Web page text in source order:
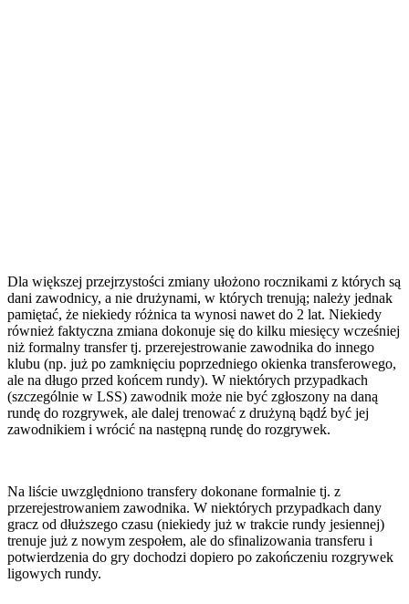
Dla większej przejrzystości zmiany ułożono rocznikami z których są
dani zawodnicy, a nie drużynami, w których trenują; należy jednak
pamiętać, że niekiedy różnica ta wynosi nawet do 2 lat. Niekiedy
również faktyczna zmiana dokonuje się do kilku miesięcy wcześniej
niż formalny transfer tj. przerejestrowanie zawodnika do innego
klubu (np. już po zamknięciu poprzedniego okienka transferowego,
ale na długo przed końcem rundy). W niektórych przypadkach
(szczególnie w LSS) zawodnik może nie być zgłoszony na daną
rundę do rozgrywek, ale dalej trenować z drużyną bądź być jej
zawodnikiem i wrócić na następną rundę do rozgrywek.
Na liście uwzględniono transfery dokonane formalnie tj. z
przerejestrowaniem zawodnika. W niektórych przypadkach dany
gracz od dłuższego czasu (niekiedy już w trakcie rundy jesiennej)
trenuje już z nowym zespołem, ale do sfinalizowania transferu i
potwierdzenia do gry dochodzi dopiero po zakończeniu rozgrywek
ligowych rundy.